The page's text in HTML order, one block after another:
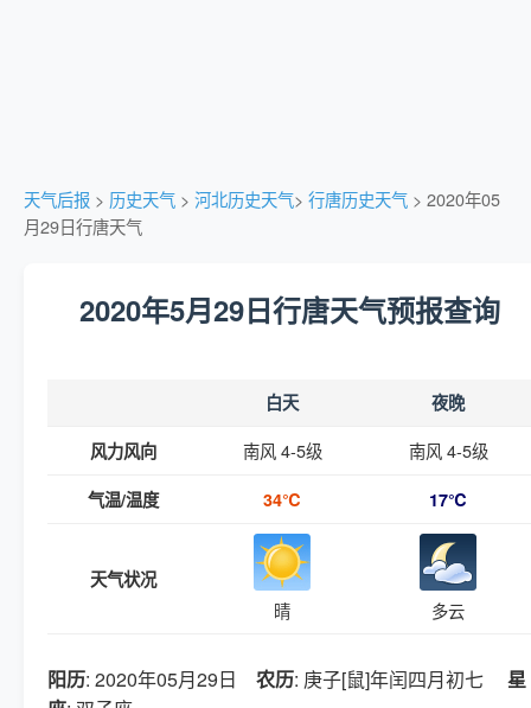
天气后报 > 历史天气 > 河北历史天气> 行唐历史天气 > 2020年05
月29日行唐天气
2020年5月29日行唐天气预报查询
白天 夜晚
风力风向 南风 4-5级 南风 4-5级
气温/温度 34℃ 17℃
天气状况
晴 多云
阳历: 2020年05月29日 农历: 庚子[鼠]年闰四月初七 星